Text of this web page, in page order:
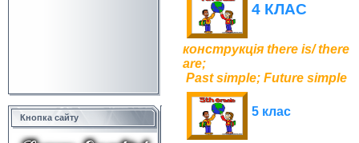
Кнопка сайту
4 КЛАС
конструкція there is/ there
are;
Past simple; Future simple
5 клас